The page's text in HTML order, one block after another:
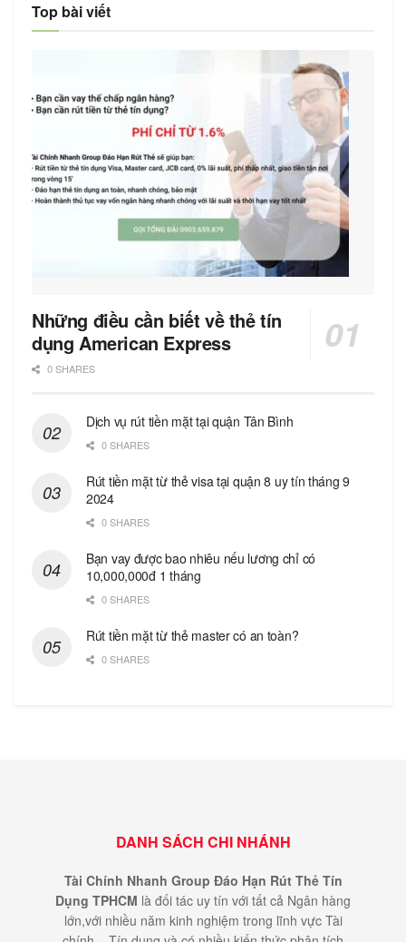
Top bài viết
Những điều cần biết về thẻ tín
dụng American Express
0 SHARES
Dịch vụ rút tiền mặt tại quận Tân Bình
0 SHARES
Rút tiền mặt từ thẻ visa tại quận 8 uy tín tháng 9
2024
0 SHARES
Bạn vay được bao nhiêu nếu lương chỉ có
10,000,000đ 1 tháng
0 SHARES
Rút tiền mặt từ thẻ master có an toàn?
0 SHARES
DANH SÁCH CHI NHÁNH
Tài Chính Nhanh Group Đáo Hạn Rút Thẻ Tín
Dụng TPHCM là đối tác uy tín với tất cả Ngân hàng
lớn,với nhiều năm kinh nghiệm trong lĩnh vực Tài